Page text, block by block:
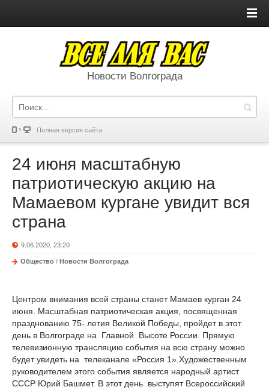
Новости Волгограда
Полная версия сайта
24 июня масштабную
патриотическую акцию на
Мамаевом кургане увидит вся
страна
9.06.2020, 23:20
Общество / Новости Волгограда
Центром внимания всей страны станет Мамаев курган 24
июня. Масштабная патриотическая акция, посвященная
празднованию 75- летия Великой Победы, пройдет в этот
день в Волгограде на Главной Высоте России. Прямую
телевизионную трансляцию события на всю страну можно
будет увидеть на телеканале «Россия 1».Художественным
руководителем этого события является народный артист
СССР Юрий Башмет. В этот день выступят Всероссийский